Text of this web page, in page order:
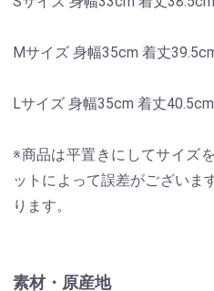
Mサイズ 身幅35cm 着丈
Lサイズ 身幅35cm 着丈
※商品は平置きにしてサイズ
ットによって誤差がございま
ります。
素材・原産地